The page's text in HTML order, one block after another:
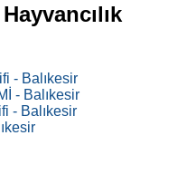
- Balıkesir
- Balıkesir
- Balıkesir